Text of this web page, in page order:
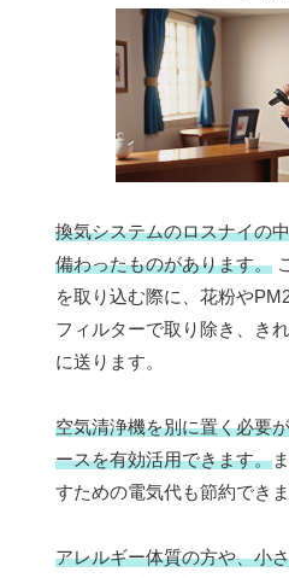
換気システムのロスナイの
備わったものがあります。
を取り込む際に、花粉や
フィルターで取り除き、き
に送ります。
空気清浄機を別に置く必要
ースを有効活用できます。
すための電気代も節約できま
アレルギー体質の方や、小